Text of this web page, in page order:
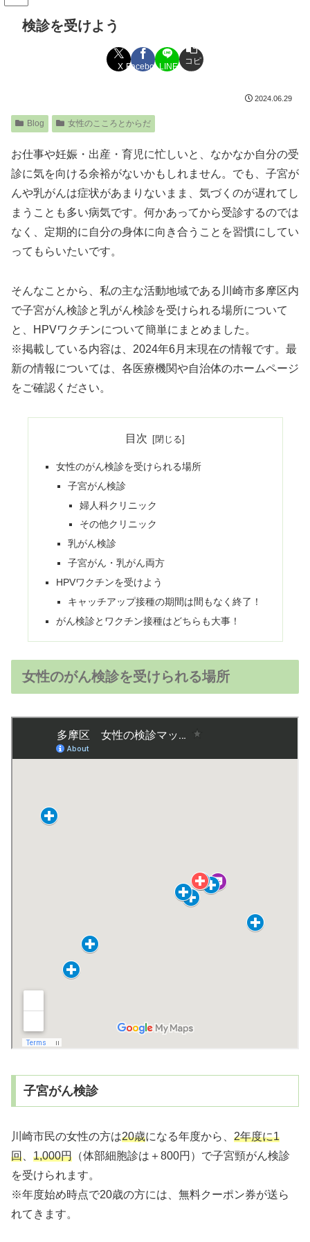
検診を受けよう
X FacebookLINE
コピ
ー
2024.06.29
Blog 女性のこころとからだ
お仕事や妊娠・出産・育児に忙しいと、なかなか自分の受
診に気を向ける余裕がないかもしれません。でも、子宮が
んや乳がんは症状があまりないまま、気づくのが遅れてし
まうことも多い病気です。何かあってから受診するのでは
なく、定期的に自分の身体に向き合うことを習慣にしてい
ってもらいたいです。
そんなことから、私の主な活動地域である川崎市多摩区内
で子宮がん検診と乳がん検診を受けられる場所について
と、HPVワクチンについて簡単にまとめました。
※掲載している内容は、2024年6月末現在の情報です。最
新の情報については、各医療機関や自治体のホームページ
をご確認ください。
目次
女性のがん検診を受けられる場所
子宮がん検診
婦人科クリニック
その他クリニック
乳がん検診
子宮がん・乳がん両方
HPVワクチンを受けよう
キャッチアップ接種の期間は間もなく終了！
がん検診とワクチン接種はどちらも大事！
女性のがん検診を受けられる場所
子宮がん検診
川崎市民の女性の方は20歳になる年度から、 2年度に1
回
1,000円 （体部細胞診は＋800円）で子宮頸がん検診
を受けられます。
※年度始め時点で20歳の方には、無料クーポン券が送ら
れてきます。